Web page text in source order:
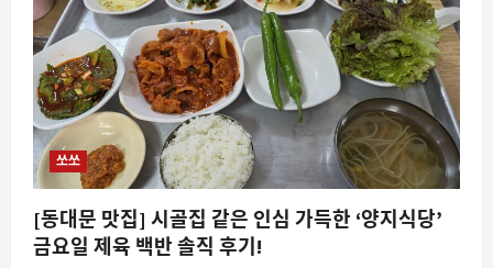
쏘쏘
[동대문 맛집] 시골집 같은 인심 가득한 ‘양지식당’
금요일 제육 백반 솔직 후기!